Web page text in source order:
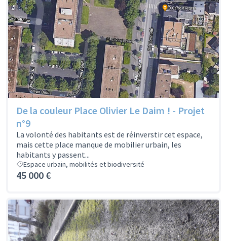
De la couleur Place Olivier Le Daim ! - Projet
n°9
La volonté des habitants est de réinverstir cet espace,
mais cette place manque de mobilier urbain, les
habitants y passent...
Espace urbain, mobilités et biodiversité
45 000 €